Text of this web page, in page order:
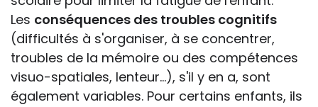
Les conséquences des troubles cognitifs
(difficultés à s'organiser, à se concentrer,
troubles de la mémoire ou des compétences
visuo-spatiales, lenteur...), s'il y en a, sont
également variables. Pour certains enfants, ils